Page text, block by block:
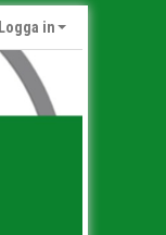
Logga in